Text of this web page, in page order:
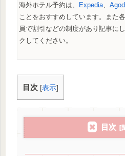
海外ホテル予約は、 Expedia
ことをおすすめしています。また
員で割引などの制度があり記事に
クしてください。
目次 [表示]
目次